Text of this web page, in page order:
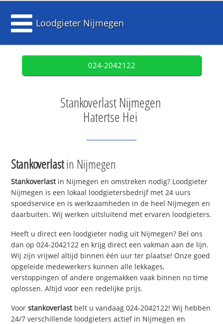
Loodgieter Nijmegen
024-2042122
Stankoverlast Nijmegen
Hatertse Hei
Stankoverlastin Nijmegen
Stankoverlastin Nijmegen en omstreken nodig? Loodgieter
Nijmegen is een lokaal loodgietersbedrijf met 24 uurs
spoedservice en is werkzaamheden in de heel Nijmegen en
daarbuiten. Wij werken uitsluitend met ervaren loodgieters.
Heeft u direct een loodgieter nodig uit Nijmegen? Bel ons
dan op 024-2042122 en krijg direct een vakman aan de lijn.
Wij zijn vrijwel altijd binnen één uur ter plaatse! Onze goed
opgeleide medewerkers kunnen alle lekkages,
verstoppingen of andere ongemakken vaak binnen no time
oplossen. Altijd voor een redelijke prijs.
Voorstankoverlastbelt u vandaag 024-2042122! Wij hebben
24/7 verschillende loodgieters actief in Nijmegen en